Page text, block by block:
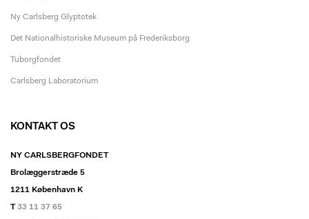
Ny Carlsberg Glyptotek
Det Nationalhistoriske Museum på Frederiksborg
Tuborgfondet
Carlsberg Laboratorium
KONTAKT OS
NY CARLSBERGFONDET
Brolæggerstræde 5
1211 København K
T33 11 37 65